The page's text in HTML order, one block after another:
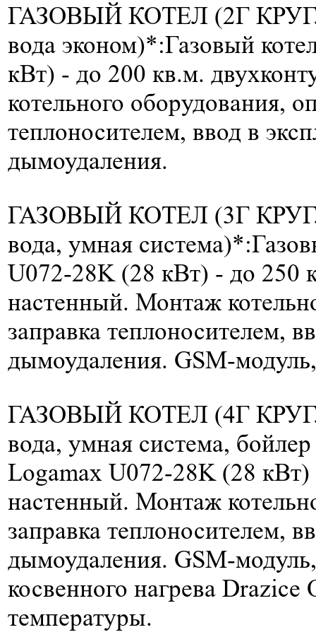
ГАЗОВЫЙ КОТЕЛ (2Г
вода эконом)*:Газовый
кВт) - до 200 кв.м.
котельного оборудования,
теплоносителем, ввод в
дымоудаления.
ГАЗОВЫЙ КОТЕЛ (3Г
вода, умная система)*:
U072-28K (28 кВт) - до 250
настенный. Монтаж
заправка теплоносителем,
дымоудаления. GSM-
ГАЗОВЫЙ КОТЕЛ (4Г
вода, умная система,
Logamax U072-28K (28
настенный. Монтаж
заправка теплоносителем,
дымоудаления. GSM-
косвенного нагрева
температуры.